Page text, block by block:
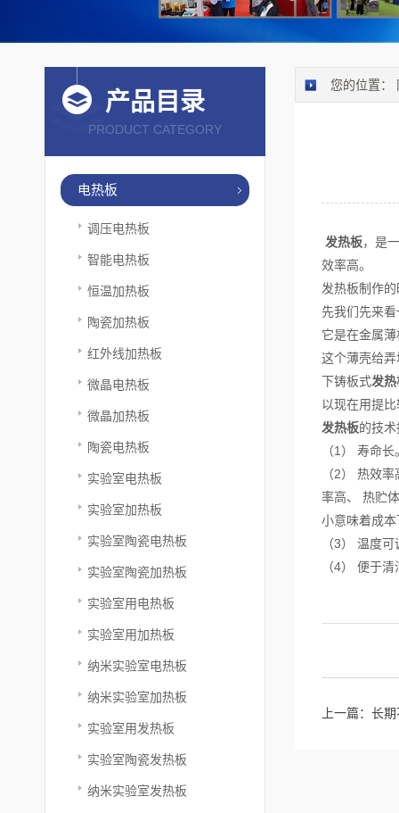
产品目录
PRODUCT CATEGORY
电热板
调压电热板
智能电热板
恒温加热板
陶瓷加热板
红外线加热板
微晶电热板
微晶加热板
陶瓷电热板
实验室电热板
实验室加热板
实验室陶瓷电热板
实验室陶瓷加热板
实验室用电热板
实验室用加热板
纳米实验室电热板
纳米实验室加热板
实验室用发热板
实验室陶瓷发热板
纳米实验室发热板
您的位置：
发热板，是
效率高。
发热板制作
先我们先来
它是在金属
这个薄壳给
下铸板式发热
以现在用提
发热板的技
（1） 寿命
（2） 热效
率高、 热贮
小意味着成
（3） 温度
（4） 便于
上一篇： 长期